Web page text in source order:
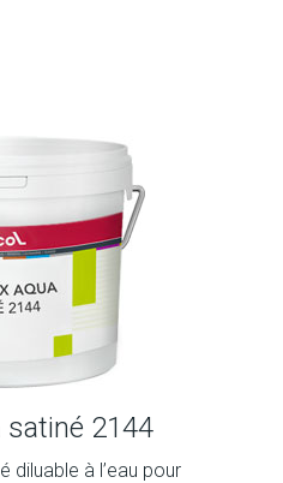
satiné 2144
diluable à l’eau pour